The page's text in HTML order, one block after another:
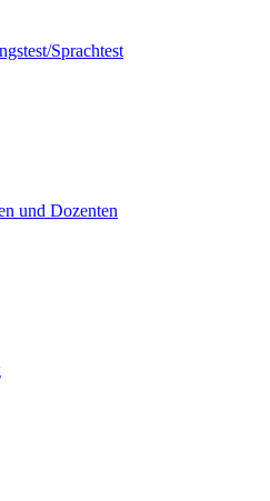
Sprachtest
und Dozenten